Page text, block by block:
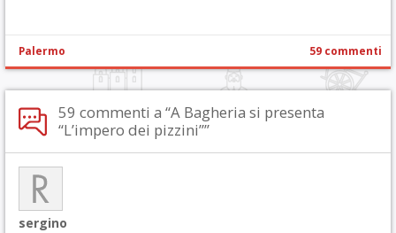
Palermo 59 commenti
59 commenti a “A Bagheria si presenta
“L’impero dei pizzini””
sergino